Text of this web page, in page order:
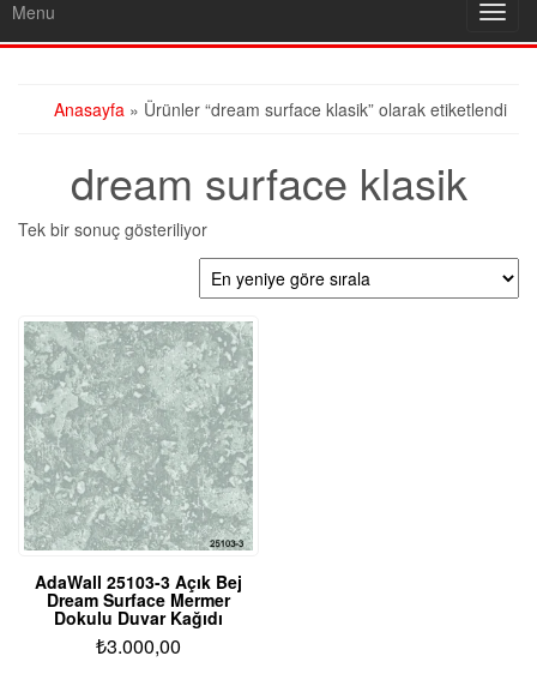
Menu
Anasayfa » Ürünler “dream surface klasik” olarak etiketlendi
dream surface klasik
Tek bir sonuç gösteriliyor
AdaWall 25103-3 Açık Bej
Dream Surface Mermer
Dokulu Duvar Kağıdı
₺3.000,00